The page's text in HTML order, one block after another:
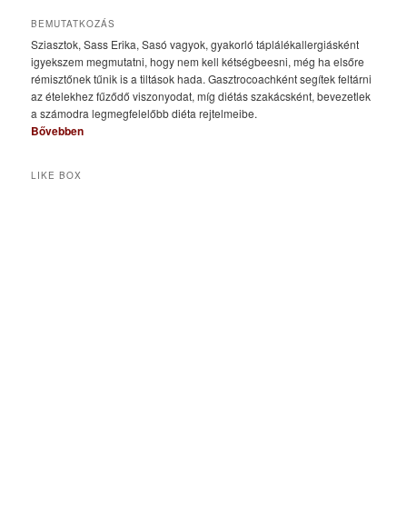
BEMUTATKOZÁS
Sziasztok, Sass Erika, Sasó vagyok, gyakorló táplálékallergiásként
igyekszem megmutatni, hogy nem kell kétségbeesni, még ha elsőre
rémisztőnek tűnik is a tiltások hada. Gasztrocoachként segítek feltárni
az ételekhez fűződő viszonyodat, míg diétás szakácsként, bevezetlek
a számodra legmegfelelőbb diéta rejtelmeibe.
Bővebben
LIKE BOX